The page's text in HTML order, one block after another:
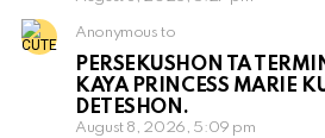
Anonymous to
PERSEKUSHON TA
KAYA PRINCESS MARIE
DETESHON.
August 8, 2026, 5:09 pm